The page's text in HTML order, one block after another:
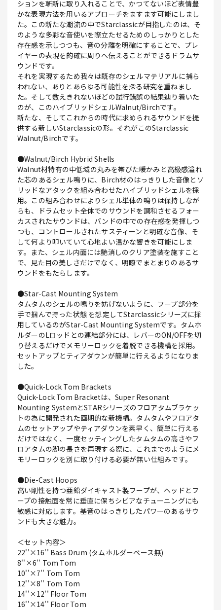
ションを斬新に取り入れることで、かつてないほど表情豊
かな表現方法を用いるアプローチをますます可能にしまし
た。この新たな潮流の中でStarclassicが目指したのは、そ
のような多彩な音使いを際立たせるためのしっかりとした
存在感を示しつつも、音の分離を明確にすることで、プレ
イヤーの表現を的確に周りへ伝えることができるドラムサ
ウンドです。
それを実現するため我々は既存のシェルマテリアルに捕ら
われない、ありとあらゆる可能性を探る研究を重ねまし
た。そして数えきれないほどの試行錯誤の結果辿り着いた
のが、このハイブリッドシェルWalnut/Birchです。
新たな、そしてこれからの時代に求められるサウンドを提
供する新しいStarclassicの形。それがこのStarclassic
Walnut/Birchです。
●Walnut/Birch Hybrid Shells
Walnut材特有の中低域の丸みを帯びた暖かみと高級感溢れ
た芯のあるシェル鳴りに、Birch材のはっきりした音像とソ
リッドなアタックを組み合わせたハイブリッドシェルを採
用。この組み合わせによりシェル単体の鳴りは保持しなが
らも、ドラムセット全体でのサウンドを調和させるフォー
カスされたサウンドは、バンドの中での存在感を発揮しつ
つも、コントロールされたサスティーンと明確な音像、そ
して何より叩いていて心地よい温かな響きを可能にしま
す。また、シェル内面には艶消しのクリア塗装を施すこと
で、見た目の美しさだけでなく、明瞭でまとまりのあるサ
ウンドをもたらします。
●Star-Cast Mounting System
タムタムのシェルの鳴りを妨げないように、フープ部分を
手で掴んで持った状態 を想定してStarclassicシリーズに採
用しているのがStar-Cast Mounting Systemです。タムホ
ルダーのLロッドとの連結部分には、レバーのON/OFFを切
り替えるだけでメモリーロックを着脱できる機構を採用。
セットアップとティアダウンが簡単に行えるようになりま
した。
●Quick-Lock Tom Brackets
Quick-Lock Tom Bracketは、Super Resonant
Mounting SystemとSTARシリーズのフロアタムブラケッ
トの為に開発された画期的な新機構。タムタムやフロアタ
ムのセットアップやティアダウンを素早く、簡単に行える
だけではなく、一度セッティングしたタムタムの高さやフ
ロアタムの脚の長さを再現する際に、これまでのようにメ
モリーロックを別に取り付ける必要が無い仕組みです。
●Die-Cast Hoops
高い剛性を持つ亜鉛ダイキャスト製フープが、ヘッドとフ
ープの接触面を常に垂直に保ちシビアなチューニングにも
敏感に対応します。基音のはっきりしたパワーのあるサウ
ンドも大きな魅力。
＜セット内容＞
22''×16'' Bass Drum (タムホルダーベース無)
8''×6'' Tom Tom
10''×7'' Tom Tom
12''×8'' Tom Tom
14''×12'' Floor Tom
16''×14'' Floor Tom